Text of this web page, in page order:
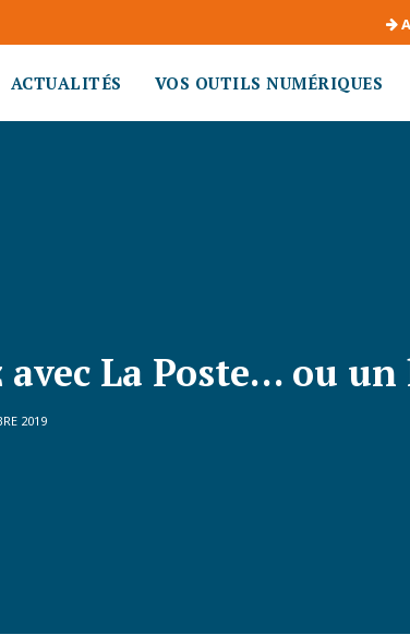
ACTUALITÉS VOS OUTILS NUMÉRIQUES
La Poste… ou un
2019